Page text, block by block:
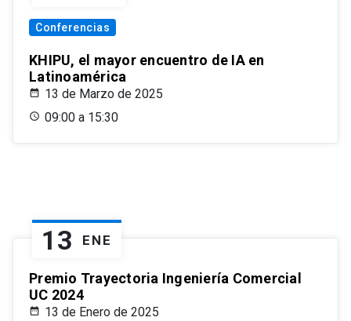
Conferencias
KHIPU, el mayor encuentro de IA en
Latinoamérica
13 de Marzo de 2025
09:00 a 15:30
13 ENE
Premio Trayectoria Ingeniería Comercial
UC 2024
13 de Enero de 2025